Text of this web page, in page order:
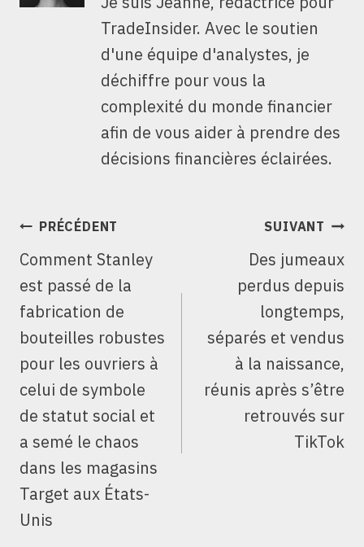
TradeInsider. Avec le soutien
d'une équipe d'analystes, je
déchiffre pour vous la
complexité du monde financier
afin de vous aider à prendre des
décisions financières éclairées.
NAVIGATION
L’ARTICLE
PRÉCÉDENT
Comment Stanley
est passé de la
fabrication de
bouteilles robustes
pour les ouvriers à
celui de symbole
de statut social et
a semé le chaos
dans les magasins
Target aux États-
Unis
SUIVANT
Des jumeaux
perdus depuis
longtemps,
séparés et vendus
à la naissance,
réunis après s’être
retrouvés sur
TikTok